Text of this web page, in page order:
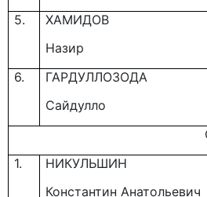
5.
ХАМИДОВ
Назир
6.
ГАРДУЛЛОЗОДА
Сайдулло
1.
НИКУЛЬШИН
Константин Анатольевич